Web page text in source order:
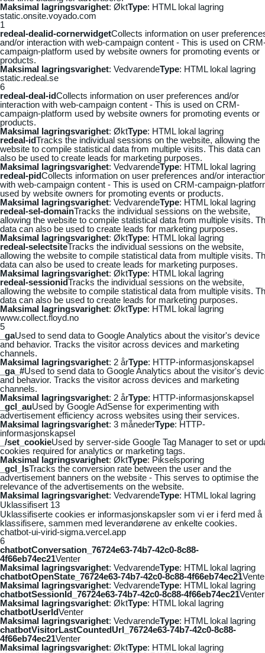
Maksimal lagringsvarighet: ØktType: HTML lokal lagring
static.onsite.voyado.com
1
redeal-dealid-cornerwidgetCollects information on user
and/or interaction with web-campaign content - This is used on
campaign-platform used by website owners for promoting events or
products.
Maksimal lagringsvarighet: VedvarendeType: HTML lokal lagring
static.redeal.se
6
redeal-deal-idCollects information on user preferences and/or
interaction with web-campaign content - This is used on CRM-
campaign-platform used by website owners for promoting events or
products.
Maksimal lagringsvarighet: ØktType: HTML lokal lagring
redeal-idTracks the individual sessions on the website, allowing the
website to compile statistical data from multiple visits. This data can
also be used to create leads for marketing purposes.
Maksimal lagringsvarighet: VedvarendeType: HTML lokal lagring
redeal-pidCollects information on user preferences and/or
with web-campaign content - This is used on CRM-campaign-
used by website owners for promoting events or products.
Maksimal lagringsvarighet: VedvarendeType: HTML lokal lagring
redeal-sel-domainTracks the individual sessions on the website,
allowing the website to compile statistical data from multiple visits.
data can also be used to create leads for marketing purposes.
Maksimal lagringsvarighet: ØktType: HTML lokal lagring
redeal-selectsiteTracks the individual sessions on the website,
allowing the website to compile statistical data from multiple visits.
data can also be used to create leads for marketing purposes.
Maksimal lagringsvarighet: ØktType: HTML lokal lagring
redeal-sessionidTracks the individual sessions on the website,
allowing the website to compile statistical data from multiple visits.
data can also be used to create leads for marketing purposes.
Maksimal lagringsvarighet: ØktType: HTML lokal lagring
www.collect.floyd.no
5
_gaUsed to send data to Google Analytics about the visitor's device
and behavior. Tracks the visitor across devices and marketing
channels.
Maksimal lagringsvarighet: 2 årType: HTTP-informasjonskapsel
_ga_#Used to send data to Google Analytics about the visitor's
and behavior. Tracks the visitor across devices and marketing
channels.
Maksimal lagringsvarighet: 2 årType: HTTP-informasjonskapsel
_gcl_auUsed by Google AdSense for experimenting with
advertisement efficiency across websites using their services.
Maksimal lagringsvarighet: 3 månederType: HTTP-
informasjonskapsel
_/set_cookieUsed by server-side Google Tag Manager to set or
cookies required for analytics or marketing tags.
Maksimal lagringsvarighet: ØktType: Pikselsporing
_gcl_lsTracks the conversion rate between the user and the
advertisement banners on the website - This serves to optimise the
relevance of the advertisements on the website.
Maksimal lagringsvarighet: VedvarendeType: HTML lokal lagring
Uklassifisert 13
Uklassifiserte cookies er informasjonskapsler som vi er i ferd med å
klassifisere, sammen med leverandørene av enkelte cookies.
chatbot-ui-virid-sigma.vercel.app
6
chatbotConversation_76724e63-74b7-42c0-8c88-
4f66eb74ec21Venter
Maksimal lagringsvarighet: VedvarendeType: HTML lokal lagring
chatbotOpenState_76724e63-74b7-42c0-8c88-4f66eb74ec21
Maksimal lagringsvarighet: VedvarendeType: HTML lokal lagring
chatbotSessionId_76724e63-74b7-42c0-8c88-4f66eb74ec21Venter
Maksimal lagringsvarighet: ØktType: HTML lokal lagring
chatbotUserIdVenter
Maksimal lagringsvarighet: VedvarendeType: HTML lokal lagring
chatbotVisitorLastCountedUrl_76724e63-74b7-42c0-8c88-
4f66eb74ec21Venter
Maksimal lagringsvarighet: ØktType: HTML lokal lagring